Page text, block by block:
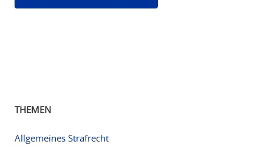
THEMEN
Allgemeines Strafrecht